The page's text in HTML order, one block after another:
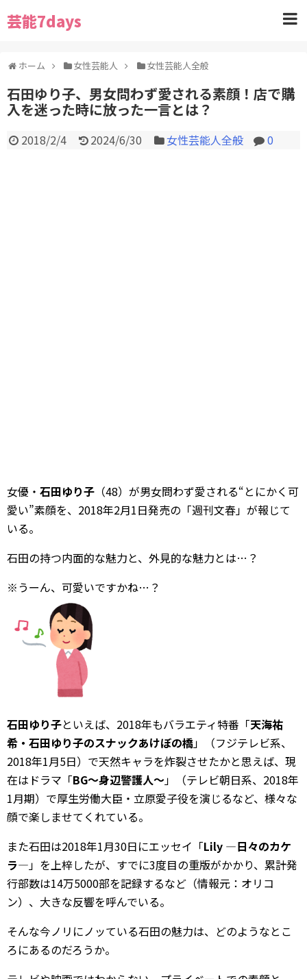
芸能7days
ホーム 女性芸能人 女性芸能人全般
石田ゆり子、男女問わず愛される素顔！店で購
入を迷った時に放った一言とは？
2018/2/4 2024/6/30 女性芸能人全般 0
女優・ 石田ゆり子 （48）が男女問わず愛される“とにかく可
愛い”素顔を、2018年2月1日発売の「週刊文春」が報じて
いる。
石田の持つ内面的な魅力と、外見的な魅力とは…？
※うーん、可愛いですかね…？
石田ゆり子といえば、2018年もバラエティ特番「天海祐
希・石田ゆり子のスナックあけぼの橋」（フジテレビ系、
2018年1月5日）で天然キャラを炸裂させたかと思えば、現
在はドラマ「BG～身辺警護人～」（テレビ朝日系、2018年
1月期）で厚生労働大臣・立原愛子役を演じるなど、様々な
顔で楽しませてくれている。
また石田は2018年1月30日にエッセイ「Lily ―日々のカケ
ラ― 」を上梓したが、すでに3度目の重版がかかり、累計発
行部数は14万5000部を記録するなど（情報元：オリコ
ン）、大きな反響を呼んでいる。
そんな今ノリにノッている石田の魅力は、どのようなとこ
ろにあるのだろうか。